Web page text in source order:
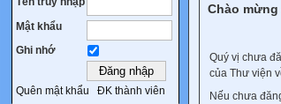
Mật khẩu
Ghi nhớ
Quên mật khẩu ĐK thành viên
Chào
Quý vị chưa
của Thư viện
Nếu chưa